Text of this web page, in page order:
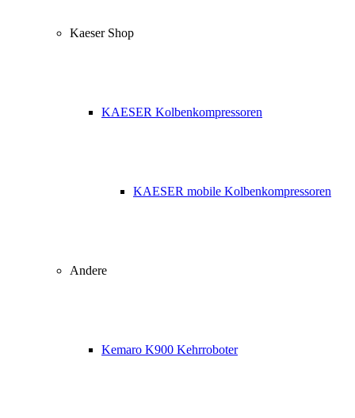
Kaeser Shop
KAESER Kolbenkompressoren
KAESER mobile Kolbenkompressoren
Andere
Kemaro K900 Kehrroboter